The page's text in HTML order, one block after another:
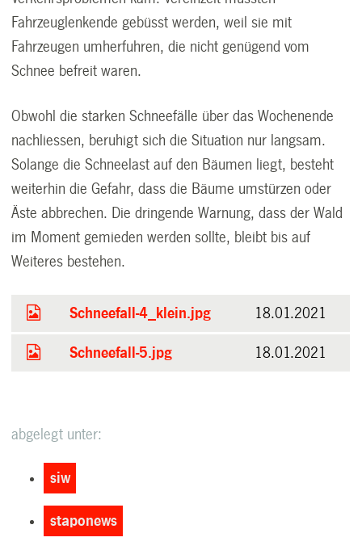
Fahrzeuglenkende gebüsst werden, weil sie mit
Fahrzeugen umherfuhren, die nicht genügend vom
Schnee befreit waren.
Obwohl die starken Schneefälle über das Wochenende
nachliessen, beruhigt sich die Situation nur langsam.
Solange die Schneelast auf den Bäumen liegt, besteht
weiterhin die Gefahr, dass die Bäume umstürzen oder
Äste abbrechen. Die dringende Warnung, dass der Wald
im Moment gemieden werden sollte, bleibt bis auf
Weiteres bestehen.
Schneefall-4_klein.jpg 18.01.2021
Schneefall-5.jpg 18.01.2021
abgelegt unter:
siw
staponews